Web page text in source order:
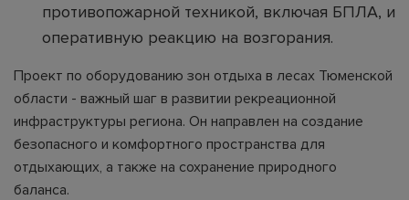
противопожарной техникой, включая БПЛА, и
оперативную реакцию на возгорания.
Проект по оборудованию зон отдыха в лесах Тюменской
области - важный шаг в развитии рекреационной
инфраструктуры региона. Он направлен на создание
безопасного и комфортного пространства для
отдыхающих, а также на сохранение природного
баланса.